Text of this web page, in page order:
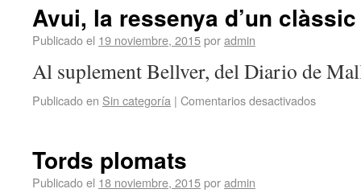
Avui, la ressenya d’un
Publicado el 19 noviembre, 2015poradmin
Al suplement Bellver, del Diario de
Publicado en Sin categoría | Comentarios desactivados
Tords plomats
Publicado el 18 noviembre, 2015poradmin